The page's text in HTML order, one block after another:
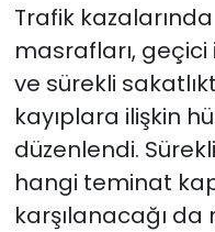
Trafik
masrafları, geçici
ve sürekli
kayıplara ilişkin
düzenlendi.
hangi teminat
karşılanacağı da